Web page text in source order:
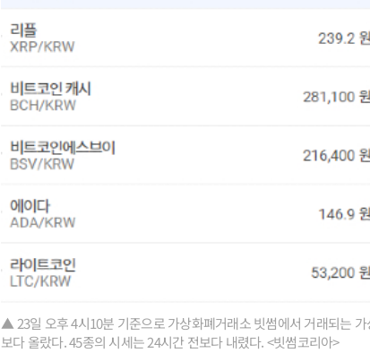
▲ 23일 오후 4시10분 기준으로 가상화폐거래소 빗썸에서 거래되는
보다 올랐다. 45종의 시세는 24시간 전보다 내렸다. <빗썸코리아>